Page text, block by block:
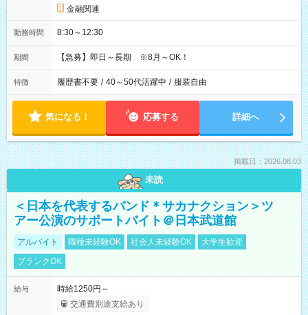
金融関連
勤務時間 8:30～12:30
期間 【急募】即日～長期 ※8月～OK！
特徴 履歴書不要 / 40～50代活躍中 / 服装自由
気になる！ 応募する 詳細へ
掲載日：2026.08.03
未読
＜日本を代表するバンド＊サカナクション＞ツ
アー公演のサポートバイト＠日本武道館
アルバイト 職種未経験OK 社会人未経験OK
大学生歓迎
ブランクOK
給与
時給1250円～
交通費別途支給あり